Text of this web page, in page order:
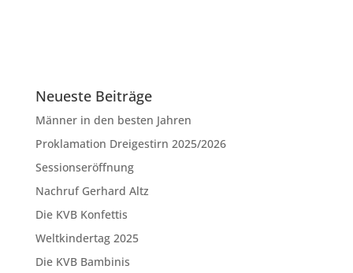
Neueste Beiträge
Männer in den besten Jahren
Proklamation Dreigestirn 2025/2026
Sessionseröffnung
Nachruf Gerhard Altz
Die KVB Konfettis
Weltkindertag 2025
Die KVB Bambinis